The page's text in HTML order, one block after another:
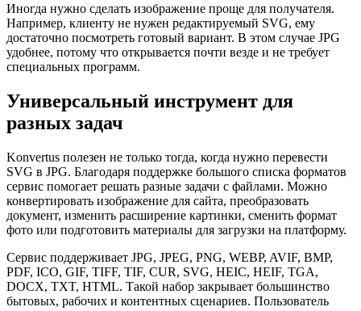
Иногда нужно сделать изображение проще для получателя.
Например, клиенту не нужен редактируемый SVG, ему
достаточно посмотреть готовый вариант. В этом случае JPG
удобнее, потому что открывается почти везде и не требует
специальных программ.
Универсальный инструмент для
разных задач
Konvertus полезен не только тогда, когда нужно перевести
SVG в JPG. Благодаря поддержке большого списка форматов
сервис помогает решать разные задачи с файлами. Можно
конвертировать изображение для сайта, преобразовать
документ, изменить расширение картинки, сменить формат
фото или подготовить материалы для загрузки на платформу.
Сервис поддерживает JPG, JPEG, PNG, WEBP, AVIF, BMP,
PDF, ICO, GIF, TIFF, TIF, CUR, SVG, HEIC, HEIF, TGA,
DOCX, TXT, HTML. Такой набор закрывает большинство
бытовых, рабочих и контентных сценариев. Пользователь